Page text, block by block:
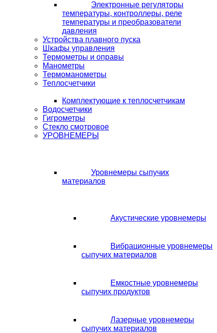
Электронные регуляторы
температуры, контроллеры, реле
температуры и преобразователи
давления
Устройства плавного пуска
Шкафы управления
Термометры и оправы
Манометры
Термоманометры
Теплосчетчики
Комплектующие к теплосчетчикам
Водосчетчики
Гигрометры
Стекло смотровое
УРОВНЕМЕРЫ
Уровнемеры сыпучих
материалов
Акустические уровнемеры
Вибрационные уровнемеры
сыпучих материалов
Емкостные уровнемеры
сыпучих продуктов
Лазерные уровнемеры
сыпучих материалов